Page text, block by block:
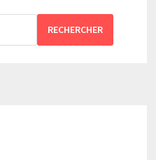
RECHERCHER